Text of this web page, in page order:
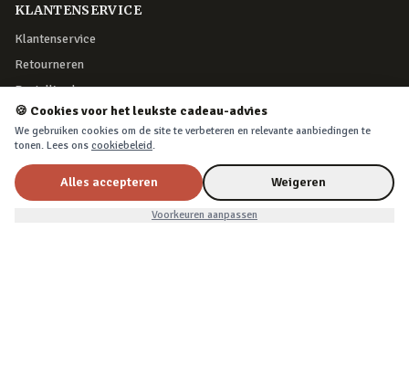
KLANTENSERVICE
Klantenservice
Retourneren
Bestelling herroepen
Over Cadeau.nl
Algemene voorwaarden
Privacy & cookies
🍪 Cookies voor het leukste cadeau-advies
We gebruiken cookies om de site te verbeteren en relevante aanbiedingen te
tonen. Lees ons cookiebeleid.
Alles accepteren Weigeren
Voorkeuren aanpassen